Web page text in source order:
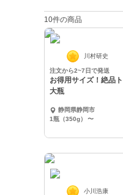
10件の商品
川村研史
注文から2~7日で発送
お得用サイズ！絶品
大瓶
静岡県静岡市
1瓶（350g）
〜
小川浩康